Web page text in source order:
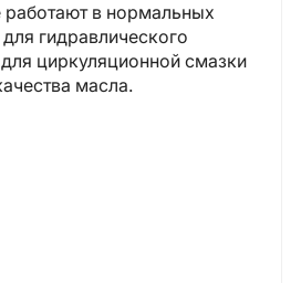
в нормальных
гидравлического
циркуляционной смазки
масла.